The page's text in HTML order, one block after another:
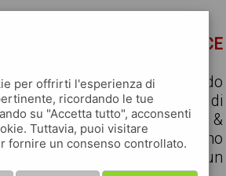
E BACKOFFICE
italiana parte di un solido
siamo alla ricerca di
CUSTOMER SERVICE &
da inserire all'interno
Chain. La risorsa avrà un
per offrirti l'esperienza di
ricordando le tue
su "Accetta tutto", acconsenti
Tuttavia, puoi visitare
fornire un consenso controllato.